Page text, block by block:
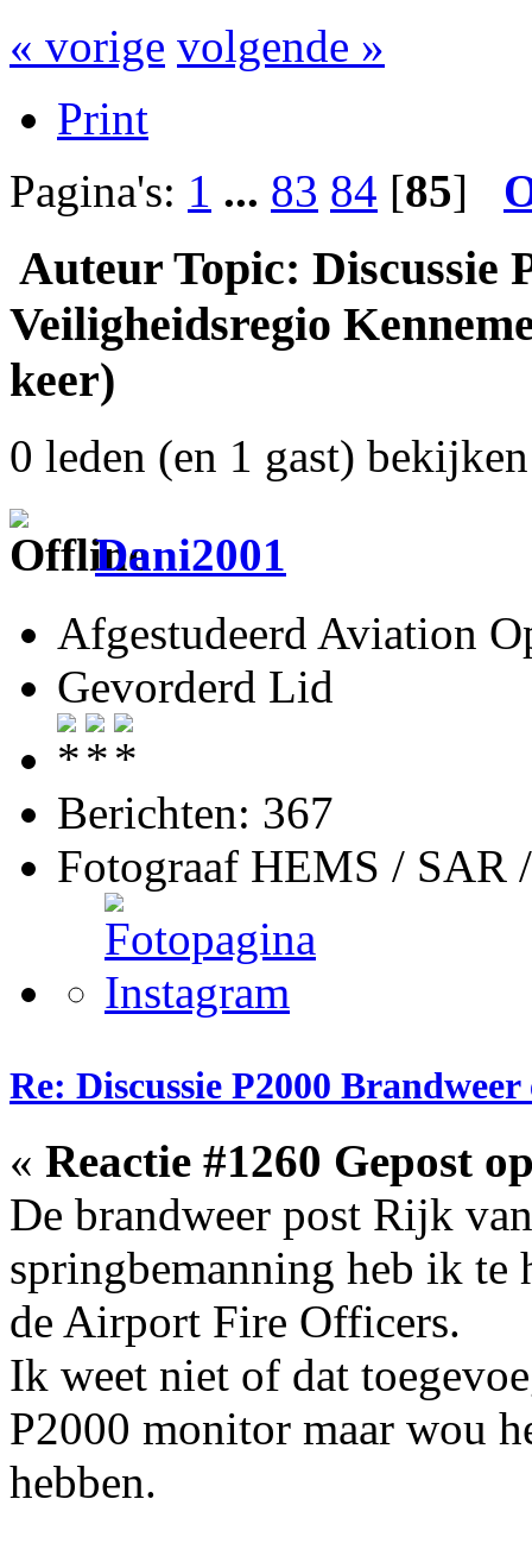
« vorige volgende »
Print
Pagina's: 1 ... 83 84 [85]
Auteur Topic: Discussie
Veiligheidsregio
keer)
0 leden (en 1 gast)
Dani2001
Afgestudeerd Aviation
Gevorderd Lid
Berichten: 367
Fotograaf HEMS / SAR
Re: Discussie P2000
« Reactie #1260 Gepost
De brandweer post Rijk
springbemanning heb ik te
de Airport Fire Officers.
Ik weet niet of dat
P2000 monitor maar wou
hebben.